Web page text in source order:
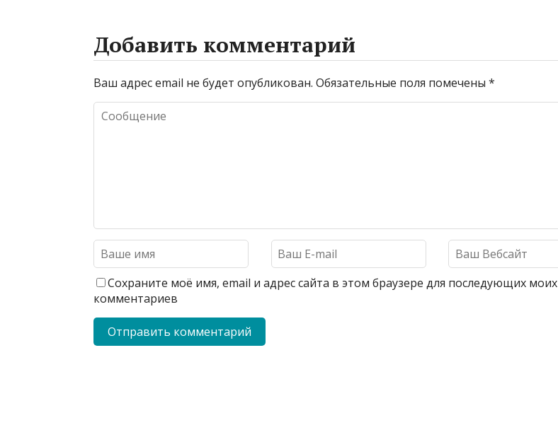
Добавить комментарий
Ваш адрес email не будет опубликован. Обязательные поля помечены *
Сохраните моё имя, email и адрес сайта в этом браузере для последующих моих
комментариев